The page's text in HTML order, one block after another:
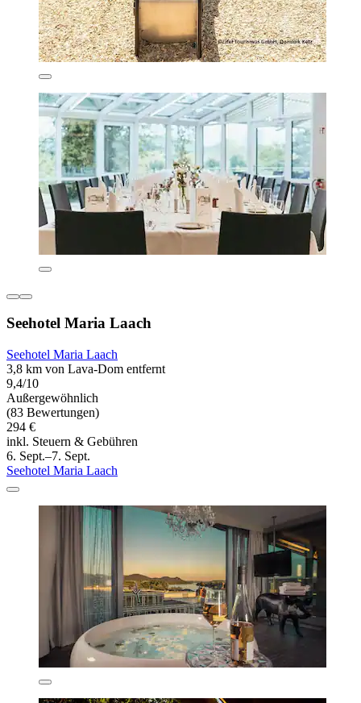
Seehotel Maria Laach
Seehotel Maria Laach
3,8 km von Lava-Dom entfernt
9,4/10
Außergewöhnlich
(83 Bewertungen)
294 €
inkl. Steuern & Gebühren
6. Sept.–7. Sept.
Seehotel Maria Laach